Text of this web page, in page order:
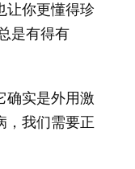
让你更懂得珍
是有得有
确实是外用激
，我们需要正